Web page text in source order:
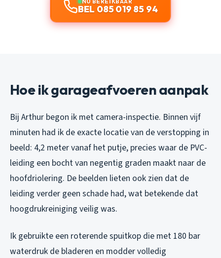
BEL 085 019 85 94
Hoe ik garageafvoeren aanpak
Bij Arthur begon ik met camera-inspectie. Binnen vijf
minuten had ik de exacte locatie van de verstopping in
beeld: 4,2 meter vanaf het putje, precies waar de PVC-
leiding een bocht van negentig graden maakt naar de
hoofdriolering. De beelden lieten ook zien dat de
leiding verder geen schade had, wat betekende dat
hoogdrukreiniging veilig was.
Ik gebruikte een roterende spuitkop die met 180 bar
waterdruk de bladeren en modder volledig